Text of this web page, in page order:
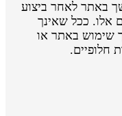
באתר לאחר ביצוע
ככל שאינך
באתר או